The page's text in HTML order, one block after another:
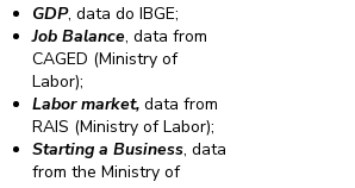
GDP, data do IBGE;
Job Balance, data from
CAGED (Ministry of
Labor);
Labor market,data from
RAIS (Ministry of Labor);
Starting a Business, data
from the Ministry of